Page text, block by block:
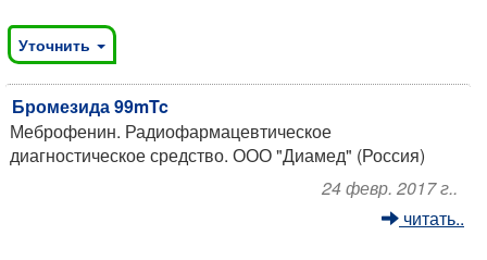
Уточнить
Бромезида 99mTc
Меброфенин. Радиофармацевтическое
диагностическое средство. ООО "Диамед" (Россия)
24 февр. 2017 г..
читать..